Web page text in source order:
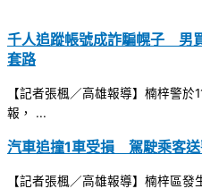
千人追蹤帳號成詐騙幌子
套路
【記者張楓／高雄報導】楠梓警
報， ...
汽車追撞1車受損 駕駛乘客
【記者張楓／高雄報導】楠梓區